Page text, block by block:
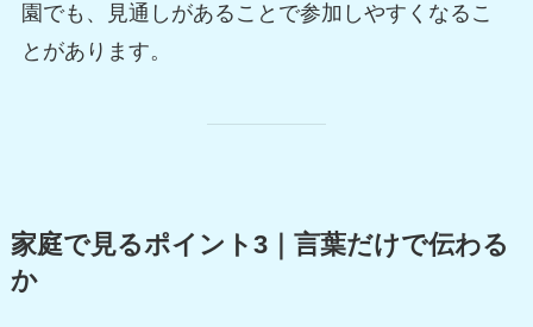
園でも、見通しがあることで参加しやすくなるこ
とがあります。
家庭で見るポイント3｜言葉だけで伝わる
か